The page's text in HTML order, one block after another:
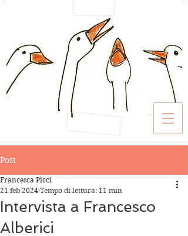
Post
Intervista a Francesco
Alberici
Francesca Picci
21 feb 2024 Tempo di lettura: 11 min